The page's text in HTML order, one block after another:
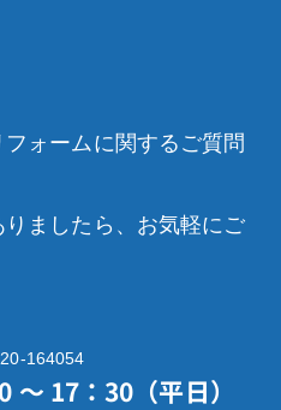
ォームに関するご質問
ましたら、お気軽にご
164054
17：30（平日）